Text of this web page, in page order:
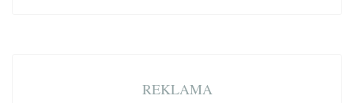
REKLAMA